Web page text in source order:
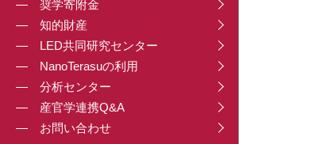
奨学寄附金
知的財産
LED共同研究センター
NanoTerasuの利用
分析センター
産官学連携Q&A
お問い合わせ